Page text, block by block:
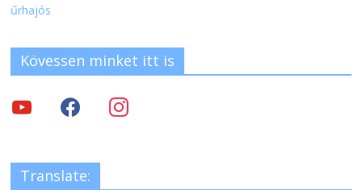
űrhajós
Kövessen minket itt is
Translate: